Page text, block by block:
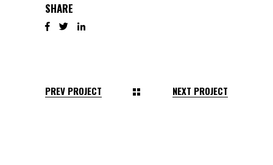
SHARE
PREV PROJECT NEXT PROJECT